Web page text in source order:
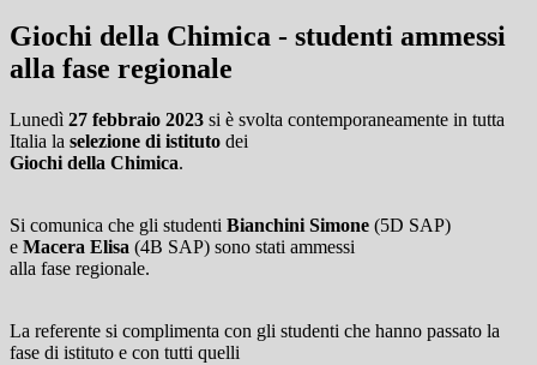
Giochi della Chimica - studenti ammessi
alla fase regionale
Lunedì 27 febbraio 2023 si è svolta contemporaneamente in tutta
Italia la selezione di istituto dei
Giochi della Chimica.
Si comunica che gli studenti Bianchini Simone (5D SAP)
e Macera Elisa (4B SAP) sono stati ammessi
alla fase regionale.
La referente si complimenta con gli studenti che hanno passato la
fase di istituto e con tutti quelli